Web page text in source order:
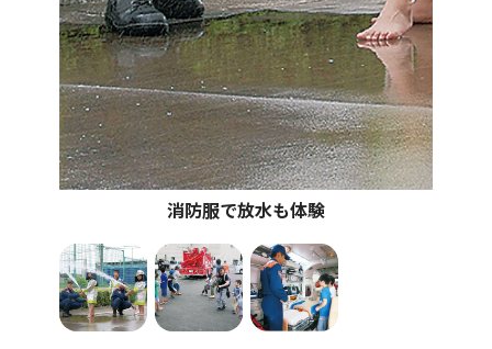
消防服で放水も体験